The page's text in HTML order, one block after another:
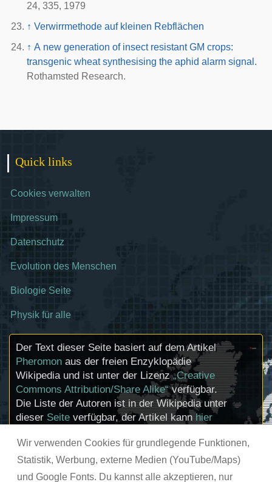
Wir verwenden Cookies für grundlegende Funktionen,
Statistik, Werbung, externe Medien (YouTube/Maps)
und Google Fonts. Du kannst alle akzeptieren, nur
24, 335, 1979
↑ Verwirrmethode auf kleinen Rebflächen
↑ A new generation of insect resistant GM crops:
transgenic wheat synthesising the aphid alarm signal.
Rothamsted Research.
Quick links
Cookies verwalten
Impressum
Datenschutz
Evolution des Menschen
Biologie Seite
Physik für alle
Der Text dieser Seite basiert auf dem Artikel
Pheromon aus der freien Enzyklopädie
Wikipedia und ist unter der Lizenz„Creative
Commons Attribution/Share Alike“verfügbar.
Die Liste der Autoren ist in der Wikipedia unter
dieser Seite verfügbar, der Artikel kannhier
Urhebern und zum Lizenzstatus eingebundener
Mediendateien (etwa Bilder oder Videos) können
im Regelfall durch Anklicken dieser abgerufen